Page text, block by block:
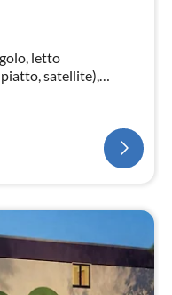
letto
satellite),
lavandino, WC,